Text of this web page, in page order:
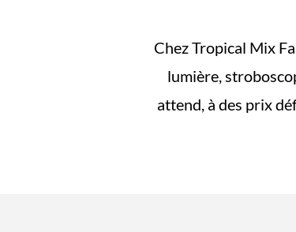
Chez Tropical Mix
lumière,
attend, à des prix